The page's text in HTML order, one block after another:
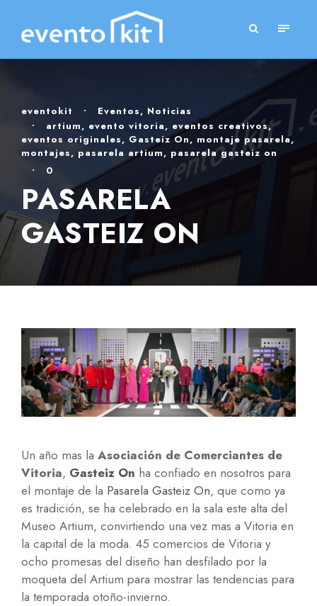
eventokit • Eventos, Noticias
•
artium, evento vitoria, eventos creativos,
eventos originales, Gasteiz On, montaje pasarela,
montajes, pasarela artium, pasarela gasteiz on
•
0
PASARELA
GASTEIZ ON
Un año mas la Asociación de Comerciantes de
Vitoria, Gasteiz On ha confiado en nosotros para
el montaje de la Pasarela Gasteiz On, que como ya
es tradición, se ha celebrado en la sala este alta del
Museo Artium, convirtiendo una vez mas a Vitoria en
la capital de la moda. 45 comercios de Vitoria y
ocho promesas del diseño han desfilado por la
moqueta del Artium para mostrar las tendencias para
la temporada otoño-invierno.